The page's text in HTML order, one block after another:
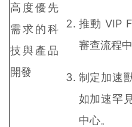
高度優先
需求的科
技與產品
開發
推動 VIP
審查流程
制定加速
如加速罕
中心。